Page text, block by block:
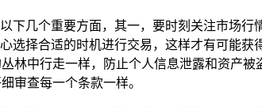
下几个重要方面，其一，要时刻关注市场
选择合适的时机进行交易，这样才有可能
林中行走一样，防止个人信息泄露和资产
审查每一个条款一样。